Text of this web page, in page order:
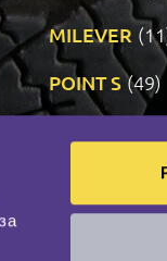
MILEVER
POINT S (49)
VREDESTEIN